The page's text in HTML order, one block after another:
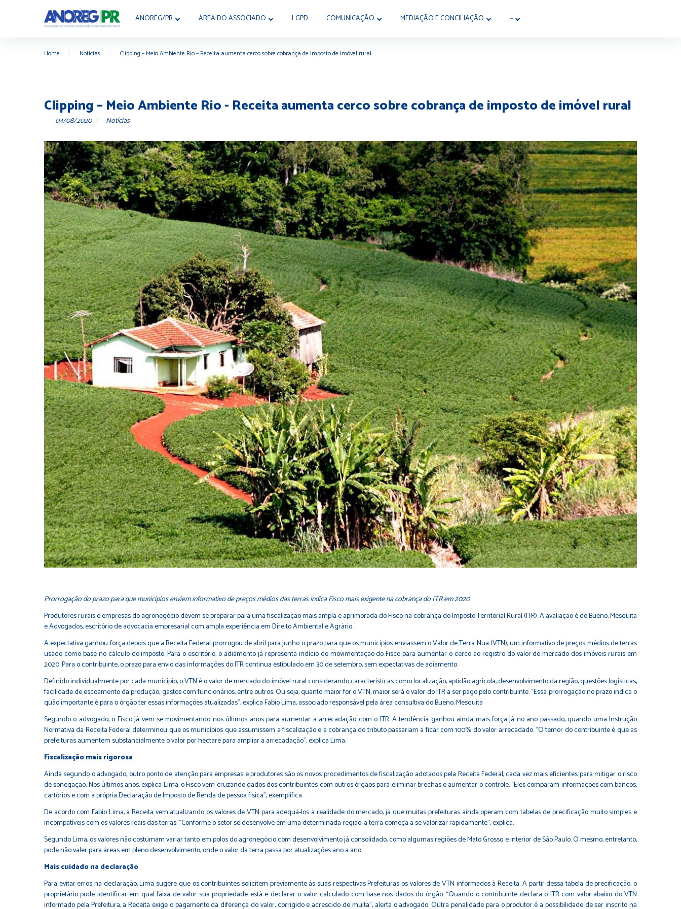
ANOREG/PR ÁREA DO ASSOCIADO LGPD COMUNICAÇÃO MEDIAÇÃO E CONCILIAÇÃO ···
Home Notícias Clipping – Meio Ambiente Rio – Receita aumenta cerco sobre cobrança de imposto de imóvel rural
Clipping – Meio Ambiente Rio - Receita aumenta cerco sobre cobrança de imposto de imóvel rural
04/08/2020 Notícias
Prorrogação do prazo para que municípios enviem informativo de preços médios das terras indica Fisco mais exigente na cobrança do ITR em 2020
Produtores rurais e empresas do agronegócio devem se preparar para uma fiscalização mais ampla e aprimorada do Fisco na cobrança do Imposto Territorial Rural (ITR). A avaliação é do Bueno, Mesquita
e Advogados, escritório de advocacia empresarial com ampla experiência em Direito Ambiental e Agrário.
A expectativa ganhou força depois que a Receita Federal prorrogou de abril para junho o prazo para que os municípios enviassem o Valor de Terra Nua (VTN), um informativo de preços médios de terras
usado como base no cálculo do imposto. Para o escritório, o adiamento já representa indício de movimentação do Fisco para aumentar o cerco ao registro do valor de mercado dos imóveis rurais em
2020. Para o contribuinte, o prazo para envio das informações do ITR continua estipulado em 30 de setembro, sem expectativas de adiamento.
Definido individualmente por cada município, o VTN é o valor de mercado do imóvel rural considerando características como localização, aptidão agrícola, desenvolvimento da região, questões logísticas,
facilidade de escoamento da produção, gastos com funcionários, entre outros. Ou seja, quanto maior for o VTN, maior será o valor do ITR a ser pago pelo contribuinte. “Essa prorrogação no prazo indica o
quão importante é para o órgão ter essas informações atualizadas”, explica Fabio Lima, associado responsável pela área consultiva do Bueno, Mesquita
Segundo o advogado, o Fisco já vem se movimentando nos últimos anos para aumentar a arrecadação com o ITR. A tendência ganhou ainda mais força já no ano passado, quando uma Instrução
Normativa da Receita Federal determinou que os municípios que assumissem a fiscalização e a cobrança do tributo passariam a ficar com 100% do valor arrecadado. “O temor do contribuinte é que as
prefeituras aumentem substancialmente o valor por hectare para ampliar a arrecadação”, explica Lima.
Fiscalização mais rigorosa
Ainda segundo o advogado, outro ponto de atenção para empresas e produtores são os novos procedimentos de fiscalização adotados pela Receita Federal, cada vez mais eficientes para mitigar o risco
de sonegação. Nos últimos anos, explica Lima, o Fisco vem cruzando dados dos contribuintes com outros órgãos para eliminar brechas e aumentar o controle. “Eles comparam informações com bancos,
cartórios e com a própria Declaração de Imposto de Renda de pessoa física”, exemplifica.
De acordo com Fabio Lima, a Receita vem atualizando os valores de VTN para adequá-los à realidade do mercado, já que muitas prefeituras ainda operam com tabelas de precificação muito simples e
incompatíveis com os valores reais das terras. “Conforme o setor se desenvolve em uma determinada região, a terra começa a se valorizar rapidamente”, explica.
Segundo Lima, os valores não costumam variar tanto em polos do agronegócio com desenvolvimento já consolidado, como algumas regiões de Mato Grosso e interior de São Paulo. O mesmo, entretanto,
pode não valer para áreas em pleno desenvolvimento, onde o valor da terra passa por atualizações ano a ano.
Mais cuidado na declaração
Para evitar erros na declaração, Lima sugere que os contribuintes solicitem previamente às suas respectivas Prefeituras os valores de VTN informados à Receita. A partir dessa tabela de precificação, o
proprietário pode identificar em qual faixa de valor sua propriedade está e declarar o valor calculado com base nos dados do órgão. “Quando o contribuinte declara o ITR com valor abaixo do VTN
informado pela Prefeitura, a Receita exige o pagamento da diferença do valor, corrigido e acrescido de multa”, alerta o advogado. Outra penalidade para o produtor é a possibilidade de ser inscrito na